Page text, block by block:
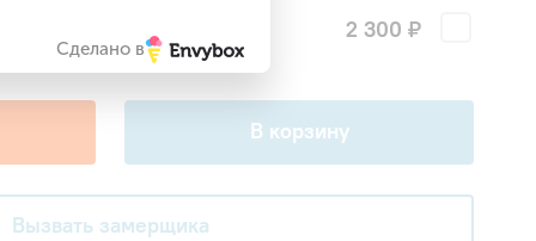
для наружного блока 2 300 ₽
В корзину
Вызвать замерщика
Сделано в